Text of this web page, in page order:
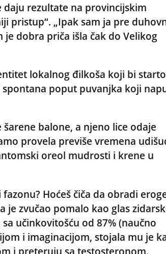
daju rezultate na provincijskim
pristup“. „Ipak sam ja pre
dobra priča išla čak do Velikog
lokalnog đilkoša koji bi
poput puvanjka koji
balone, a njeno lice odaje
provela previše vremena
oreol mudrosti i krene u
Hoćeš čiča da obradi
je zvučao pomalo kao glas
učinkovitošću od 87% (naučno
i imaginacijom, stojala mu je
i preteruju sa testosteronom.